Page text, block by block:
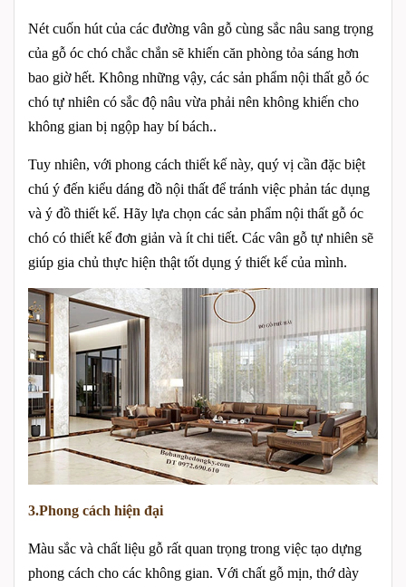
Nét cuốn hút của các đường vân gỗ cùng sắc nâu sang trọng
của gỗ óc chó chắc chắn sẽ khiến căn phòng tỏa sáng hơn
bao giờ hết. Không những vậy, các sản phẩm nội thất gỗ óc
chó tự nhiên có sắc độ nâu vừa phải nên không khiến cho
không gian bị ngộp hay bí bách..
Tuy nhiên, với phong cách thiết kế này, quý vị cần đặc biệt
chú ý đến kiểu dáng đồ nội thất để tránh việc phản tác dụng
và ý đồ thiết kế. Hãy lựa chọn các sản phẩm nội thất gỗ óc
chó có thiết kế đơn giản và ít chi tiết. Các vân gỗ tự nhiên sẽ
giúp gia chủ thực hiện thật tốt dụng ý thiết kế của mình.
3.Phong cách hiện đại
Màu sắc và chất liệu gỗ rất quan trọng trong việc tạo dựng
phong cách cho các không gian. Với chất gỗ mịn, thớ dày